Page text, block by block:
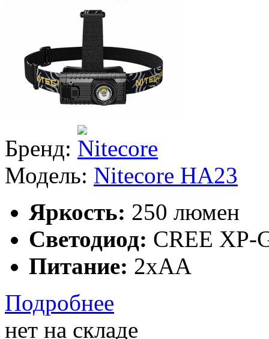
Бренд:
Модель: Nitecore HA23
Яркость: 250 люмен
Светодиод: CREE XP-
Питание: 2xAA
Подробнее
нет на складе